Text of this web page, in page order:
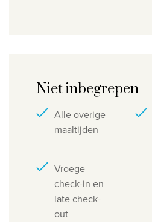
Niet inbegrepen
Alle overige
maaltijden
Vroege
check-in en
late check-
out